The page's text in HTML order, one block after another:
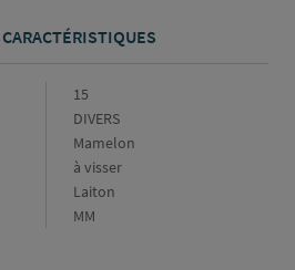
Diamètre
(mm)
15
Gamme
DIVERS
Forme
Mamelon
Raccordement
à visser
Matière
Laiton
Type
MM